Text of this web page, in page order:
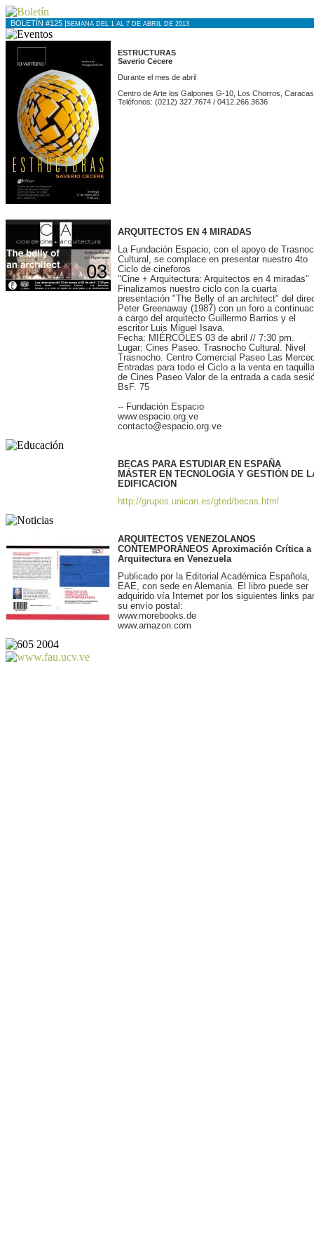
BOLETÍN #125 |SEMANA DEL 1 AL 7 DE ABRIL DE 2013
ESTRUCTURAS
Saverio Cecere
Durante el mes de abril
Centro de Arte los Galpones G-10, Los Chorros, Caracas
Teléfonos: (0212) 327.7674 / 0412.266.3636
ARQUITECTOS EN 4 MIRADAS
La Fundación Espacio, con el apoyo de
Cultural, se complace en presentar nuestro 4to
Ciclo de cineforos
"Cine + Arquitectura: Arquitectos en 4 miradas"
Finalizamos nuestro ciclo con la cuarta
presentación "The Belly of an architect" del
Peter Greenaway (1987) con un foro a
a cargo del arquitecto Guillermo Barrios y el
escritor Luis Miguel Isava.
Fecha: MIÉRCOLES 03 de abril // 7:30 pm.
Lugar: Cines Paseo. Trasnocho Cultural. Nivel
Trasnocho. Centro Comercial Paseo Las
Entradas para todo el Ciclo a la venta en
de Cines Paseo Valor de la entrada a cada
BsF. 75
-- Fundación Espacio
www.espacio.org.ve
contacto@espacio.org.ve
BECAS PARA ESTUDIAR EN ESPAÑA
MÁSTER EN TECNOLOGÍA Y GESTIÓN DE
EDIFICACIÓN
http://grupos.unican.es/gted/becas.html
ARQUITECTOS VENEZOLANOS
CONTEMPORÁNEOS Aproximación Crítica a
Arquitectura en Venezuela
Publicado por la Editorial Académica Española,
EAE, con sede en Alemania. El libro puede ser
adquirido vía Internet por los siguientes links
su envío postal:
www.morebooks.de
www.amazon.com